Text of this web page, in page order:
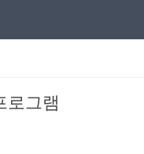
로그램